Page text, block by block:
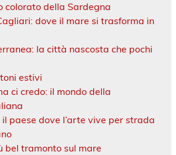
colorato della Sardegna
dove il mare si trasforma in
la città nascosta che pochi
estivi
ci credo: il mondo della
paese dove l’arte vive per strada
bel tramonto sul mare